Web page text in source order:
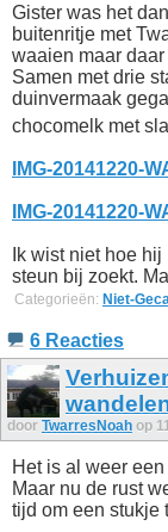
Gister was het
buitenritje met
waaien maar
Samen met drie
duinvermaak
chocomelk met
IMG-20141220-
IMG-20141220-
Ik wist niet hoe
steun bij zoekt.
Categorieën: Niet-
6 Reacties
door TwarresNoah op
Het is al weer
Maar nu de rust
tijd om een stukje